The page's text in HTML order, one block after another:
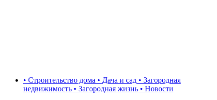
• Строительство дома • Дача и сад • Загородная
недвижимость • Загородная жизнь • Новости